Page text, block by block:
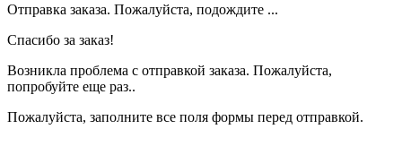
Отправка заказа. Пожалуйста, подождите ...
Спасибо за заказ!
Возникла проблема с отправкой заказа. Пожалуйста,
попробуйте еще раз..
Пожалуйста, заполните все поля формы перед отправкой.